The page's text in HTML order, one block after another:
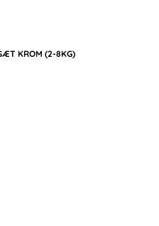
KROM (2-8KG)